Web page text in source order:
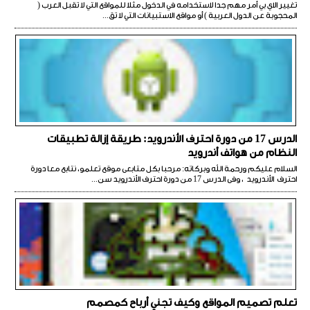
تغيير الاي بي أمر مهم جدا لاستخدامه في الدخول مثلا للمواقع التي لا تقبل العرب (
المحجوبة عن الدول العربية ) أو مواقع الاستبيانات التي لا تق...
الدرس 17 من دورة احترف الأندرويد: طريقة إزالة تطبيقات
النظام من هواتف أندرويد
السلام عليكم ورحمة الله وبركاته: مرحبا بكل متابعى موقع تعلمو، نتابع معا دورة
احترف الأندرويد ، وفى الدرس 17 من دورة احترف الأندرويد سن...
تعلم تصميم المواقع وكيف تجني أرباح كمصمم